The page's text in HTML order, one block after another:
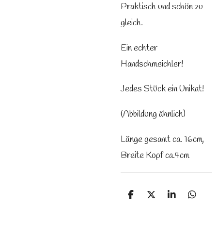
Praktisch und schön zu
gleich.
Ein echter
Handschmeichler!
Jedes Stück ein Unikat!
(Abbildung ähnlich)
Länge gesamt ca. 16cm,
Breite Kopf ca.4cm
T
T
T
T